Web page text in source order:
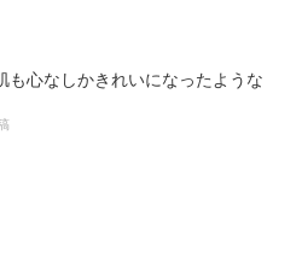
も心なしかきれいになったような